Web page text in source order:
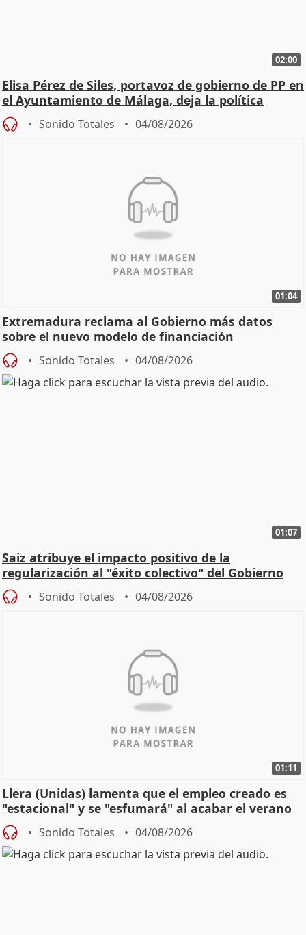
02:00
Elisa Pérez de Siles, portavoz de gobierno de PP en
el Ayuntamiento de Málaga, deja la política
Sonido Totales 04/08/2026
01:04
Extremadura reclama al Gobierno más datos
sobre el nuevo modelo de financiación
Sonido Totales 04/08/2026
01:07
Saiz atribuye el impacto positivo de la
regularización al "éxito colectivo" del Gobierno
Sonido Totales 04/08/2026
01:11
Llera (Unidas) lamenta que el empleo creado es
"estacional" y se "esfumará" al acabar el verano
Sonido Totales 04/08/2026